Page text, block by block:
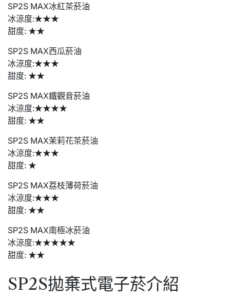
SP2S MAX冰紅茶菸油
冰涼度:★★★
甜度: ★★
SP2S MAX西瓜菸油
冰涼度:★★★
甜度: ★★
SP2S MAX鐵觀音菸油
冰涼度:★★★★
甜度: ★★
SP2S MAX茉莉花茶菸油
冰涼度:★★★
甜度: ★
SP2S MAX荔枝薄荷菸油
冰涼度:★★★
甜度: ★★
SP2S MAX南極冰菸油
冰涼度:★★★★★
甜度: ★★
SP2S拋棄式電子菸介紹